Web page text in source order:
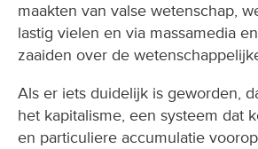
maakten van valse wetenschap,
lastig vielen en via massamedia
zaaiden over de
Als er iets duidelijk is geworden,
het kapitalisme, een systeem dat
en particuliere accumulatie